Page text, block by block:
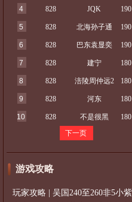
4 828 JQK 190
5 828 北海孙子通 190
6 828 巴东袁显奕 190
7 828 建宁 180
8 828 涪陵周仲远2 180
9 828 河东 180
10 828 不是很黑
180
下一页
游戏攻略